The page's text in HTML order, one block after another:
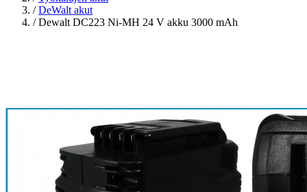
/ DeWalt akut
/ Dewalt DC223 Ni-MH 24 V akku 3000 mAh